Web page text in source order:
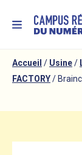
MENU
Accueil / Usine/
FACTORY/